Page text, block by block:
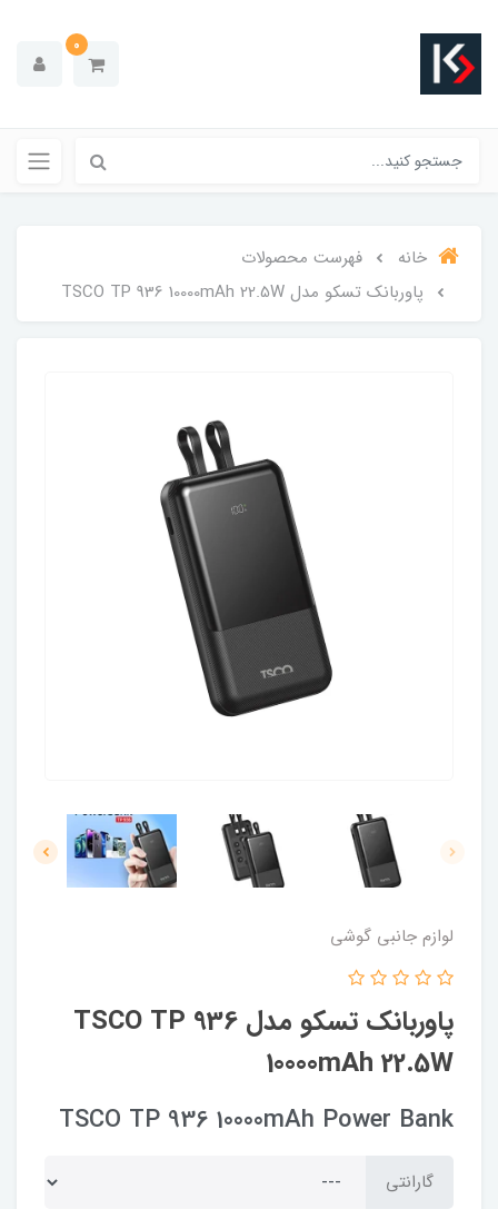
0
خانه
فهرست محصولات
پاوربانک تسکو مدل TSCO TP 936 10000mAh 22.5W
لوازم جانبی گوشی
پاوربانک تسکو مدل TSCO TP 936
10000mAh 22.5W
TSCO TP 936 10000mAh Power Bank
گارانتی